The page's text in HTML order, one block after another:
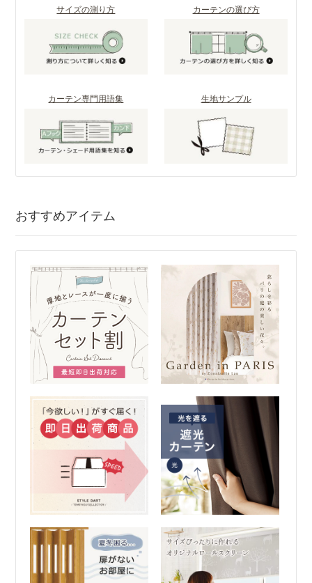
サイズの測り方 カーテンの選び方
カーテン専門用語集 生地サンプル
おすすめアイテム